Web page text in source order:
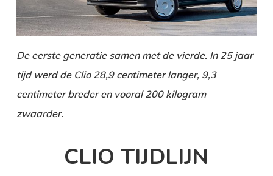
De eerste generatie samen met de vierde. In 25 jaar
tijd werd de Clio 28,9 centimeter langer, 9,3
centimeter breder en vooral 200 kilogram
zwaarder.
CLIO TIJDLIJN